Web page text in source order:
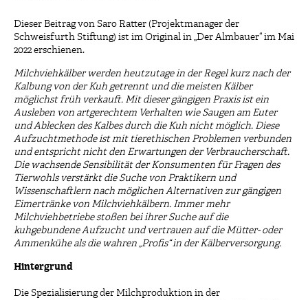
Dieser Beitrag von Saro Ratter (Projektmanager der
Schweisfurth Stiftung) ist im Original in „Der Almbauer“ im Mai
2022 erschienen.
Milchviehkälber werden heutzutage in der Regel kurz nach der
Kalbung von der Kuh getrennt und die meisten Kälber
möglichst früh verkauft. Mit dieser gängigen Praxis ist ein
Ausleben von artgerechtem Verhalten wie Saugen am Euter
und Ablecken des Kalbes durch die Kuh nicht möglich. Diese
Aufzuchtmethode ist mit tierethischen Problemen verbunden
und entspricht nicht den Erwartungen der Verbraucherschaft.
Die wachsende Sensibilität der Konsumenten für Fragen des
Tierwohls verstärkt die Suche von Praktikern und
Wissenschaftlern nach möglichen Alternativen zur gängigen
Eimertränke von Milchviehkälbern. Immer mehr
Milchviehbetriebe stoßen bei ihrer Suche auf die
kuhgebundene Aufzucht und vertrauen auf die Mütter- oder
Ammenkühe als die wahren „Profis“ in der Kälberversorgung.
Hintergrund
Die Spezialisierung der Milchproduktion in der